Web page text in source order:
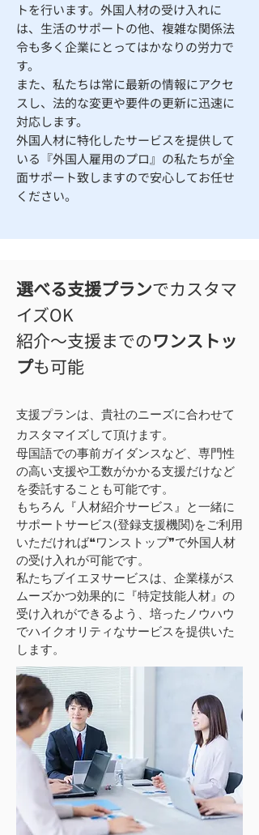
トを行います。外国人材の受け入れに
は、生活のサポートの他、複雑な関係法
令も多く企業にとってはかなりの労力で
す。
​また、私たちは常に最新の情報にアクセ
スし、法的な変更や要件の更新に迅速に
対応します。
​外国人材に特化したサービスを提供して
いる『外国人雇用のプロ』の私たちが全
面サポート致しますので安心してお任せ
ください。
選べる支援プランでカスタマ
イズOK
紹介～支援までのワンストッ
プも可能
支援プランは、貴社のニーズに合わせて
カスタマイズして頂けます。
母国語での事前ガイダンスなど、専門性
の高い支援や工数がかかる支援だけなど
を委託することも可能です。
もちろん『人材紹介サービス』と一緒に
サポートサービス(登録支援機関)をご利用
いただければ❝ワンストップ❞で外国人材
の受け入れが可能です。
私たちブイエヌサービスは、企業様がス
ムーズかつ効果的に『特定技能人材』の
受け入れができるよう、培ったノウハウ
でハイクオリティなサービスを提供いた
します。